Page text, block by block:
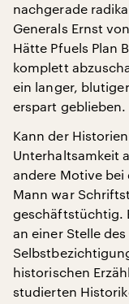
nachgerade
Generals Ernst
Hätte Pfuels Plan
komplett
ein langer,
erspart geblieben.
Kann der
Unterhaltsamkeit
andere Motive bei
Mann war
geschäftstüchtig.
an einer Stelle
historischen
studierten